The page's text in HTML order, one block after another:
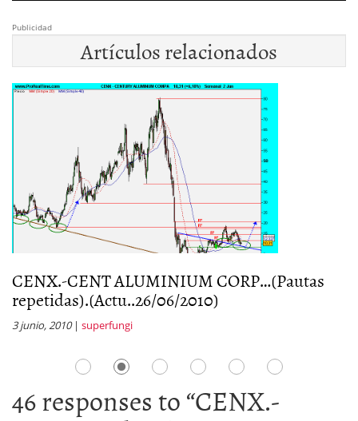
Publicidad
Artículos relacionados
CENX.-CENT ALUMINIUM CORP…(Pautas
repetidas).(Actu..26/06/2010)
3 junio, 2010| superfungi
46 responses to “CENX.-